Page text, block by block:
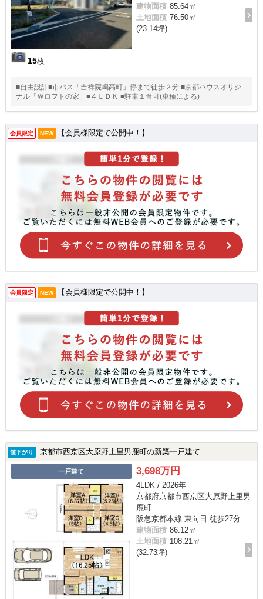
15枚
建物面積 85.64㎡
土地面積 76.50㎡
(23.14坪)
■自由設計■市バス「吉祥院嶋高町」停まで徒歩２分 ■京都ハウスオリジ
ナル「Ｗロフトの家」■４ＬＤＫ ■駐車１台可(車種による)
会員限定 NEW 【会員様限定で公開中！】
会員限定 NEW 【会員様限定で公開中！】
値下がり 京都市西京区大原野上里男鹿町の新築一戸建て
一戸建て 3,698万円
4LDK / 2026年
京都府京都市西京区大原野上里男
鹿町
阪急京都本線 東向日 徒歩27分
建物面積 86.12㎡
土地面積 108.21㎡
(32.73坪)